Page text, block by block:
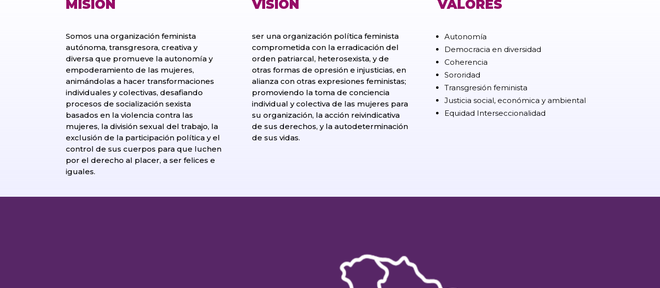
MISIÓN
Somos una organización feminista
autónoma, transgresora, creativa y
diversa que promueve la autonomía y
empoderamiento de las mujeres,
animándolas a hacer transformaciones
individuales y colectivas, desafiando
procesos de socialización sexista
basados en la violencia contra las
mujeres, la división sexual del trabajo, la
exclusión de la participación política y el
control de sus cuerpos para que luchen
por el derecho al placer, a ser felices e
iguales.
VISIÓN
ser una organización política feminista
comprometida con la erradicación del
orden patriarcal, heterosexista, y de
otras formas de opresión e injusticias, en
alianza con otras expresiones feministas;
promoviendo la toma de conciencia
individual y colectiva de las mujeres para
su organización, la acción reivindicativa
de sus derechos, y la autodeterminación
de sus vidas.
VALORES
Autonomía
Democracia en diversidad
Coherencia
Sororidad
Transgresión feminista
Justicia social, económica y ambiental
Equidad Interseccionalidad